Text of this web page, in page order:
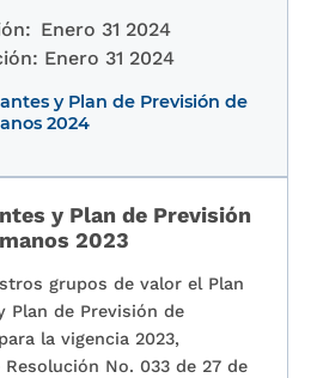
Enero 31 2024
Enero 31 2024
y Plan de Previsión de
2024
y Plan de Previsión
2023
grupos de valor el Plan
Plan de Previsión de
la vigencia 2023,
No. 033 de 27 de